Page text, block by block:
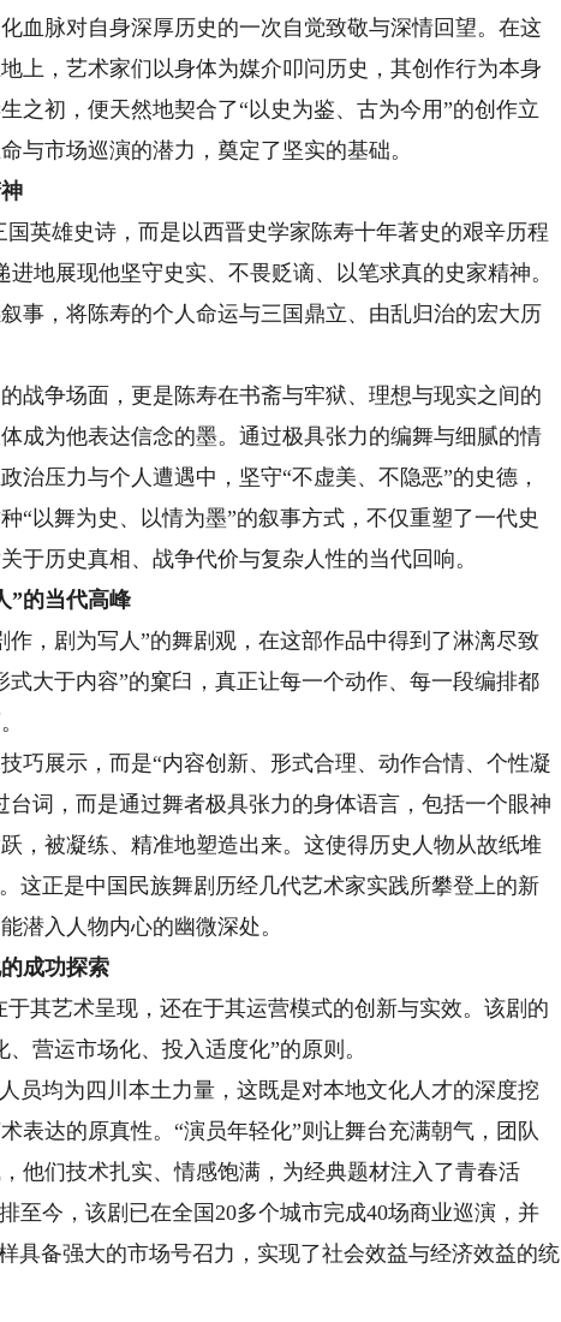
血脉对自身深厚历史的一次自觉致敬与深情回望。在这
上，艺术家们以身体为媒介叩问历史，其创作行为本身
之初，便天然地契合了“以史为鉴、古为今用”的创作立
与市场巡演的潜力，奠定了坚实的基础。
英雄史诗，而是以西晋史学家陈寿十年著史的艰辛历程
地展现他坚守史实、不畏贬谪、以笔求真的史家精神。
事，将陈寿的个人命运与三国鼎立、由乱归治的宏大历
争场面，更是陈寿在书斋与牢狱、理想与现实之间的
成为他表达信念的墨。通过极具张力的编舞与细腻的情
治压力与个人遭遇中，坚守“不虚美、不隐恶”的史德，
“以舞为史、以情为墨”的叙事方式，不仅重塑了一代史
于历史真相、战争代价与复杂人性的当代回响。
的当代高峰
，剧为写人”的舞剧观，在这部作品中得到了淋漓尽致
大于内容”的窠臼，真正让每一个动作、每一段编排都
展示，而是“内容创新、形式合理、动作合情、个性凝
词，而是通过舞者极具张力的身体语言，包括一个眼神
，被凝练、精准地塑造出来。这使得历史人物从故纸堆
这正是中国民族舞剧历经几代艺术家实践所攀登上的新
潜入人物内心的幽微深处。
成功探索
其艺术呈现，还在于其运营模式的创新与实效。该剧的
营运市场化、投入适度化”的原则。
均为四川本土力量，这既是对本地文化人才的深度挖
表达的原真性。“演员年轻化”则让舞台充满朝气，团队
他们技术扎实、情感饱满，为经典题材注入了青春活
至今，该剧已在全国20多个城市完成40场商业巡演，并
具备强大的市场号召力，实现了社会效益与经济效益的统